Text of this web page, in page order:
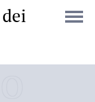
dei